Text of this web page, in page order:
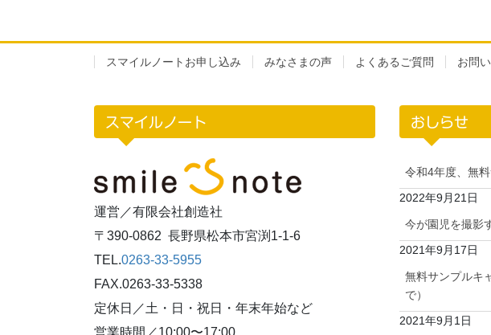
スマイルノートお申し込み みなさまの声 よくあるご質問 お問
スマイルノート
運営／有限会社創造社
〒390-0862 長野県松本市宮渕1-1-6
TEL.0263-33-5955
FAX.0263-33-5338
定休日／土・日・祝日・年末年始など
おしらせ
令和4年度、無
2022年9月21日
今が園児を撮影
2021年9月17日
無料サンプルキ
で）
2021年9月1日